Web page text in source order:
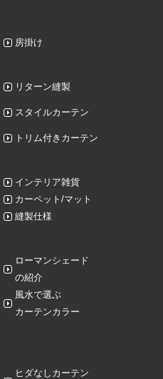
房掛け
リターン縫製
スタイルカーテン
トリム付きカーテン
インテリア雑貨
カーペット/マット
縫製仕様
ローマンシェード
の紹介
風水で選ぶ
カーテンカラー
ヒダなしカーテン